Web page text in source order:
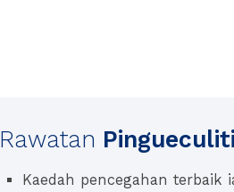
Rawatan
Kaedah pencegahan terbaik